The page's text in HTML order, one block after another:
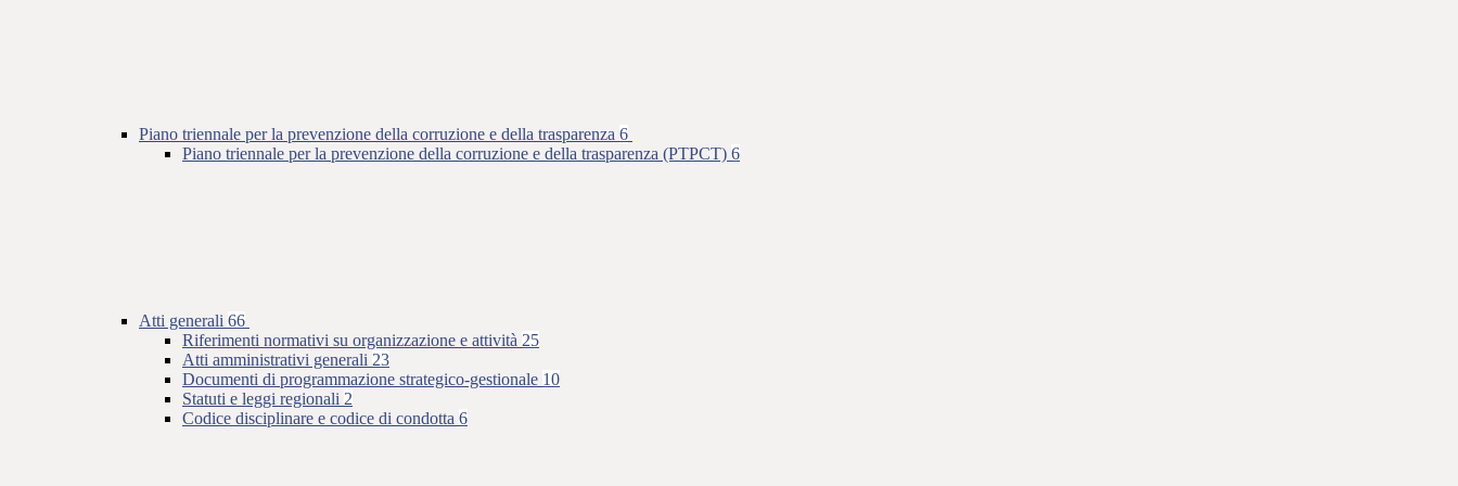
Piano triennale per la prevenzione della corruzione e della trasparenza 6
Piano triennale per la prevenzione della corruzione e della trasparenza (PTPCT) 6
Atti generali 66
Riferimenti normativi su organizzazione e attività 25
Atti amministrativi generali 23
Documenti di programmazione strategico-gestionale 10
Statuti e leggi regionali 2
Codice disciplinare e codice di condotta 6